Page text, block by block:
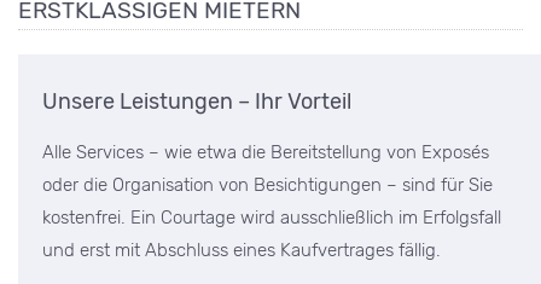
ERSTKLASSIGEN MIETERN
Unsere Leistungen – Ihr Vorteil
Alle Services – wie etwa die Bereitstellung von Exposés
oder die Organisation von Besichtigungen – sind für Sie
kostenfrei. Ein Courtage wird ausschließlich im Erfolgsfall
und erst mit Abschluss eines Kaufvertrages fällig.